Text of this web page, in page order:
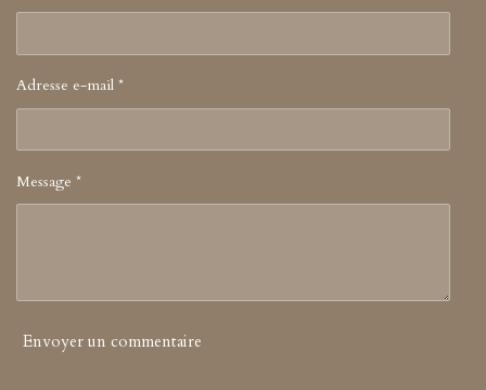
a
Adresse e-mail *
Message *
Envoyer un commentaire